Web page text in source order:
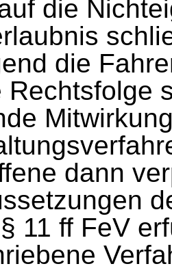
die
die
Rechtsfolge
dann
11 ff FeV